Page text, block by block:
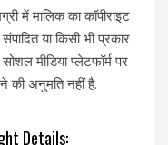
में मालिक का कॉपीराइट
या किसी भी प्रकार
मीडिया प्लेटफॉर्म पर
की अनुमति नहीं है.
Details: